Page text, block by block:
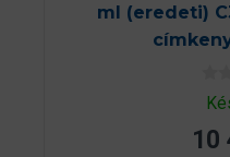
ml (eredeti)
0
a
5
10